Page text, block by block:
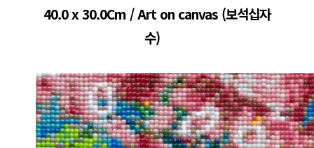
40.0 x 30.0Cm / Art on canvas (보석십자
수)